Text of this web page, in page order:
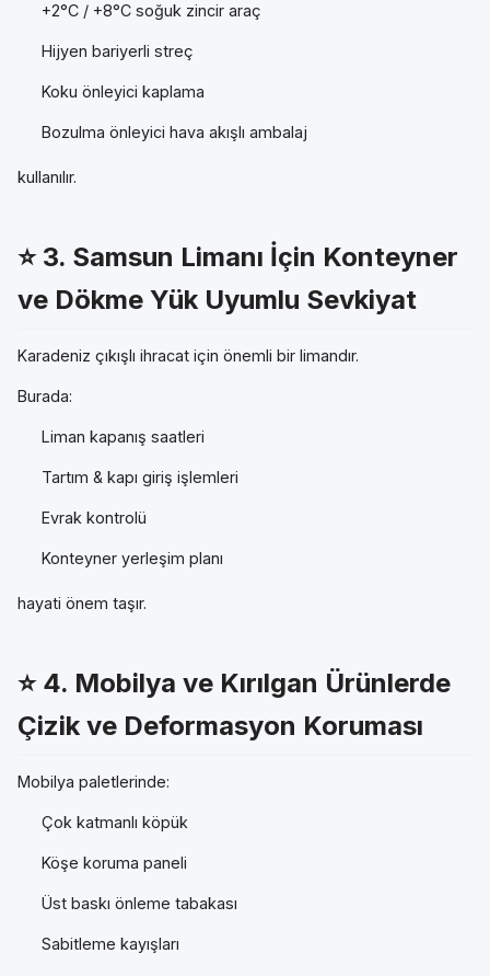
+2°C / +8°C soğuk zincir araç
Hijyen bariyerli streç
Koku önleyici kaplama
Bozulma önleyici hava akışlı ambalaj
kullanılır.
⭐ 3. Samsun Limanı İçin Konteyner
ve Dökme Yük Uyumlu Sevkiyat
Karadeniz çıkışlı ihracat için önemli bir limandır.
Burada:
Liman kapanış saatleri
Tartım & kapı giriş işlemleri
Evrak kontrolü
Konteyner yerleşim planı
hayati önem taşır.
⭐ 4. Mobilya ve Kırılgan Ürünlerde
Çizik ve Deformasyon Koruması
Mobilya paletlerinde:
Çok katmanlı köpük
Köşe koruma paneli
Üst baskı önleme tabakası
Sabitleme kayışları